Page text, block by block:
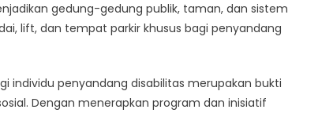
gedung-gedung publik, taman, dan sistem
lift, dan tempat parkir khusus bagi penyandang
individu penyandang disabilitas merupakan bukti
Dengan menerapkan program dan inisiatif